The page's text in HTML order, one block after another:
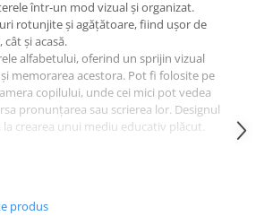
într-un mod vizual și organizat.
rotunjite și agățătoare, fiind ușor de
și acasă.
alfabetului, oferind un sprijin vizual
memorarea acestora. Pot fi folosite pe
copilului, unde cei mici pot vedea
pronunțarea sau scrierea lor. Designul
crearea unui mediu educativ plăcut.
produs